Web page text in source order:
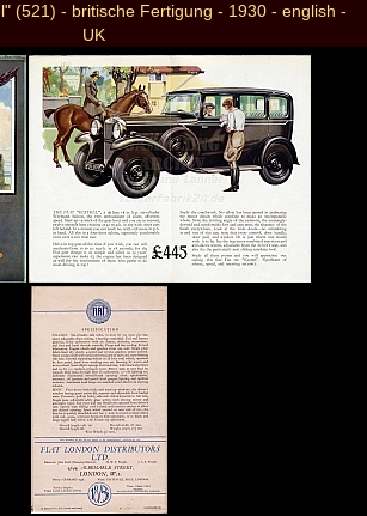
(521) - britische Fertigung - 1930 - english -
UK